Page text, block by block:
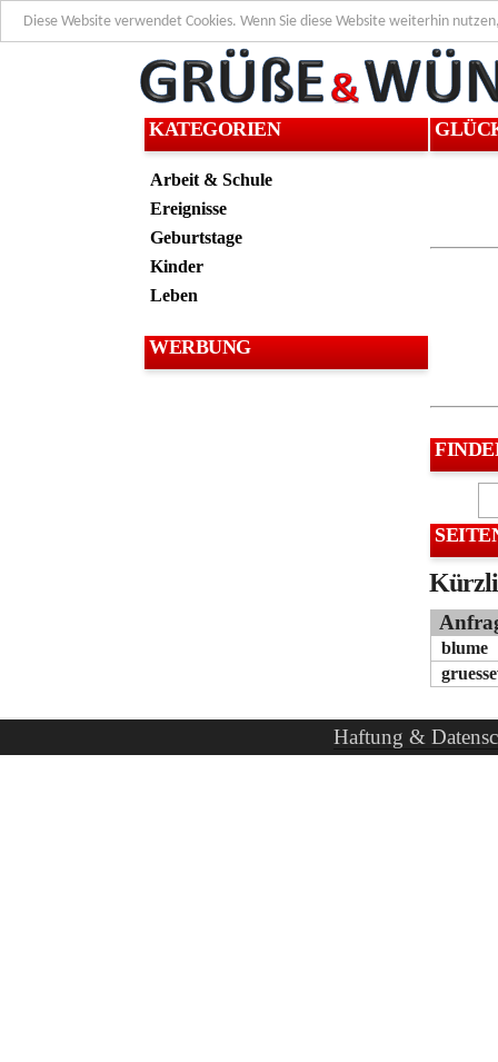
Diese Website verwendet Cookies. Wenn Sie diese Website weiterhin
KATEGORIEN
Arbeit & Schule
Ereignisse
Geburtstage
Kinder
Leben
WERBUNG
blume
Haftung &